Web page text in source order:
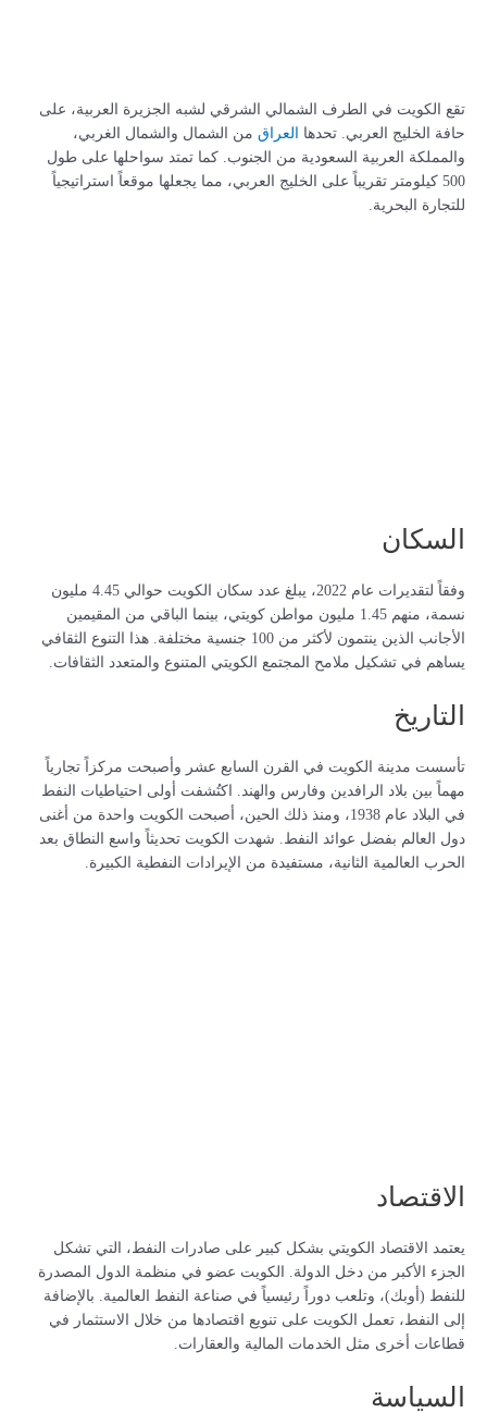
تقع الكويت في الطرف الشمالي الشرقي لشبه الجزيرة العربية، على
حافة الخليج العربي. تحدها
العراق من الشمال والشمال الغربي،
والمملكة العربية السعودية من الجنوب. كما تمتد سواحلها على طول
500 كيلومتر تقريباً على الخليج العربي، مما يجعلها موقعاً استراتيجياً
للتجارة البحرية.
السكان
وفقاً لتقديرات عام 2022، يبلغ عدد سكان الكويت حوالي 4.45 مليون
نسمة، منهم 1.45 مليون مواطن كويتي، بينما الباقي من المقيمين
الأجانب الذين ينتمون لأكثر من 100 جنسية مختلفة. هذا التنوع الثقافي
يساهم في تشكيل ملامح المجتمع الكويتي المتنوع والمتعدد الثقافات.
التاريخ
تأسست مدينة الكويت في القرن السابع عشر وأصبحت مركزاً تجارياً
مهماً بين بلاد الرافدين وفارس والهند. اكتُشفت أولى احتياطيات النفط
في البلاد عام 1938، ومنذ ذلك الحين، أصبحت الكويت واحدة من أغنى
دول العالم بفضل عوائد النفط. شهدت الكويت تحديثاً واسع النطاق بعد
الحرب العالمية الثانية، مستفيدة من الإيرادات النفطية الكبيرة.
الاقتصاد
يعتمد الاقتصاد الكويتي بشكل كبير على صادرات النفط، التي تشكل
الجزء الأكبر من دخل الدولة. الكويت عضو في منظمة الدول المصدرة
للنفط (أوبك)، وتلعب دوراً رئيسياً في صناعة النفط العالمية. بالإضافة
إلى النفط، تعمل الكويت على تنويع اقتصادها من خلال الاستثمار في
قطاعات أخرى مثل الخدمات المالية والعقارات.
السياسة